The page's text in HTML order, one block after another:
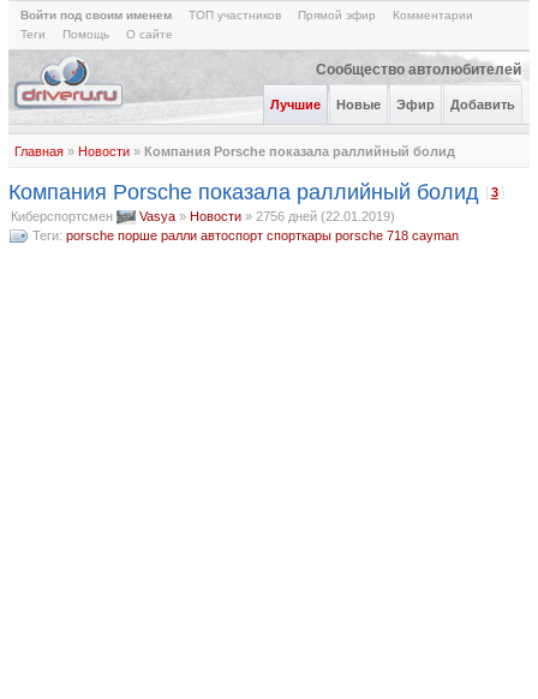
Войти под своим именем ТОП участников Прямой эфир
Комментарии
Теги
Помощь О сайте
Сообщество автолюбителей
Лучшие Новые Эфир Добавить
Главная» Новости» Компания Porsche показала раллийный болид
Компания Porsche показала раллийный болид [3
Киберспортсмен Vasya» Новости» 2756 дней (22.01.2019)
Теги: porsche порше ралли автоспорт спорткары porsche 718 cayman